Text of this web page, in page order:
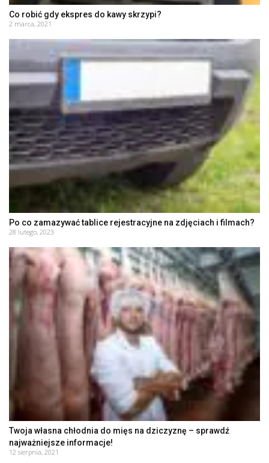
Co robić gdy ekspres do kawy skrzypi?
2 marca, 2021
Po co zamazywać tablice rejestracyjne na zdjęciach i filmach?
28 lutego, 2023
Twoja własna chłodnia do mięs na dziczyznę – sprawdź
najważniejsze informacje!
12 sierpnia, 2021